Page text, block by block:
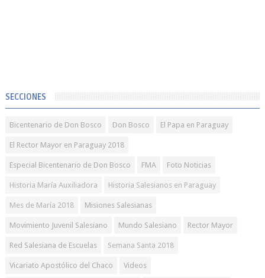
SECCIONES
Bicentenario de Don Bosco Don Bosco El Papa en Paraguay
El Rector Mayor en Paraguay 2018
Especial Bicentenario de Don Bosco FMA Foto Noticias
Historia María Auxiliadora Historia Salesianos en Paraguay
Mes de María 2018 Misiones Salesianas
Movimiento Juvenil Salesiano Mundo Salesiano Rector Mayor
Red Salesiana de Escuelas Semana Santa 2018
Vicariato Apostólico del Chaco Videos